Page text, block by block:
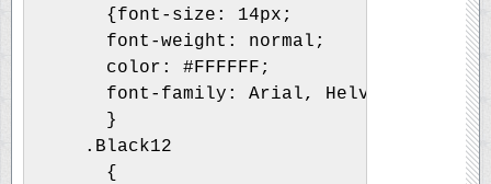
{font-size: 14px;
font-weight: normal;
color: #FFFFFF;
font-family: Arial, Helvetica,
}
.Black12
{